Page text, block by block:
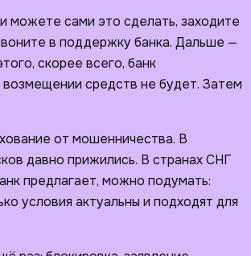
можете сами это сделать, заходите
в поддержку банка. Дальше —
скорее всего, банк
возмещении средств не будет. Затем
от мошенничества. В
давно прижились. В странах СНГ
предлагает, можно подумать:
условия актуальны и подходят для